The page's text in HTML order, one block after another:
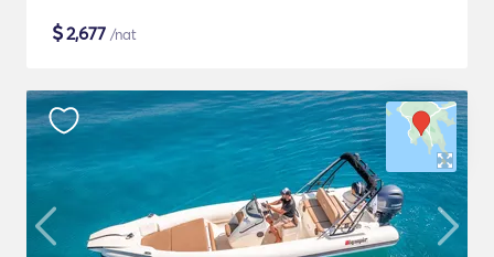
$2,677 /nat